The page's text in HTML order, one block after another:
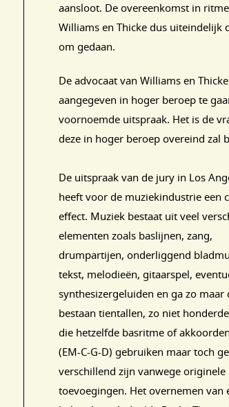
aansloot. De overeenkomst in
Williams en Thicke dus uiteindelijk
om gedaan.
De advocaat van Williams en
aangegeven in hoger beroep te
voornoemde uitspraak. Het is de
deze in hoger beroep overeind zal
De uitspraak van de jury in Los
heeft voor de muziekindustrie een
effect. Muziek bestaat uit veel
elementen zoals baslijnen, zang,
drumpartijen, onderliggend
tekst, melodieën, gitaarspel,
synthesizergeluiden en ga zo maar
bestaan tientallen, zo niet
die hetzelfde basritme of
(EM-C-G-D) gebruiken maar toch
verschillend zijn vanwege originele
toevoegingen. Het overnemen van